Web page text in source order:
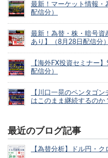
最新！マーケット情報・
配信分）
最新！為替・株・暗号資
あり】（8月28日配信分）
【海外FX投資セミナー
配信分）
【川口一晃のペンタゴ
はこのまま継続するの
最近のブログ記事
【為替分析】ドル円・ク